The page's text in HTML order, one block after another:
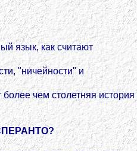
язык, как считают
"ничейности" и
чем столетняя история